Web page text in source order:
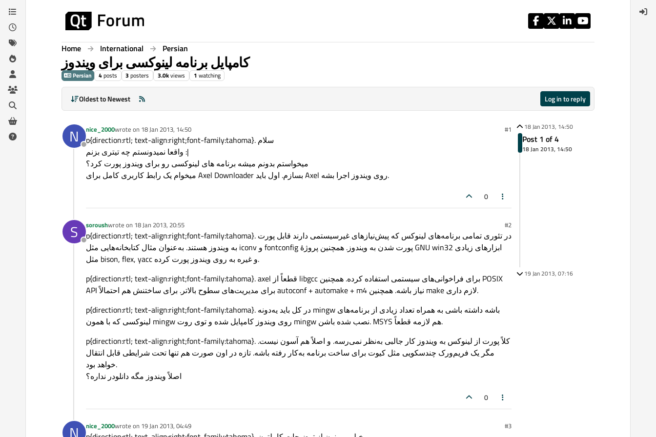
Skip to content
Home International Persian
کامپایل برنامه لینوکسی برای ویندوز
Persian 4posts 3 posters 3.0kviews 1 watching
Oldest to Newest Log in to reply
N
Offline
nice_2000wrote on 18 Jan 2013, 14:50
last edited by #1
p{direction:rtl; text-align:right;font-family:tahoma}. سلام
واقعا نمیدونستم چه تیتری بزنم :|
میخواستم بدونم میشه برنامه های لینوکسی رو برای ویندوز پورت کرد؟
میخوام یک رابط کاربری کامل برای Axel Downloader بسازم. اول باید Axel روی ویندوز اجرا بشه.
0
S
Offline
soroushwrote on 18 Jan 2013, 20:55
last edited by #2
p{direction:rtl; text-align:right;font-family:tahoma}. در تئوری تمامی برنامه‌های لینوکس که پیش‌نیازهای غیرسیستمی دارند قابل پورت
به ویندوز هستند. به‌عنوان مثال کتابخانه‌هایی مثل iconv و fontconfig پورت شدن به ویندوز. همچنین پروژهٔ GNU win32 ابزارهای زیادی
مثل bison, flex, yacc و غیره به روی ویندوز پورت کرده.
p{direction:rtl; text-align:right;font-family:tahoma}. axel قطعاً از libgcc برای فراخوانی‌های سیستمی استفاده کرده. همچنین POSIX
API برای مدیریت‌های سطوح بالاتر. برای ساختنش هم احتمالاً autoconf + automake + m4 نیاز باشه. همچنین make لازم داری.
p{direction:rtl; text-align:right;font-family:tahoma}. در کل باید یه‌دونه mingw باشه داشته باشی به همراه تعداد زیادی از برنامه‌های
لینوکسی که با همون mingw روی ویندوز کامپایل شده و توی روت mingw نصب شده باشن. MSYS هم لازمه قطعاً.
p{direction:rtl; text-align:right;font-family:tahoma}. کلاً پورت از لینوکس به ویندوز کار جالبی به‌نظر نمی‌رسه. و اصلاً هم آسون نیست.
مگر یک فریم‌ورک چندسکویی مثل کیوت برای ساخت برنامه به‌کار رفته باشه. تازه در اون صورت هم تنها تحت شرایطی قابل انتقال
خواهد بود.
اصلاً ویندوز مگه دانلودر نداره؟
0
nice_2000wrote on 19 Jan 2013, 04:49
last edited by #3
18 Jan 2013, 14:50
Post 1 of 4
18 Jan 2013, 14:50
19 Jan 2013, 07:16